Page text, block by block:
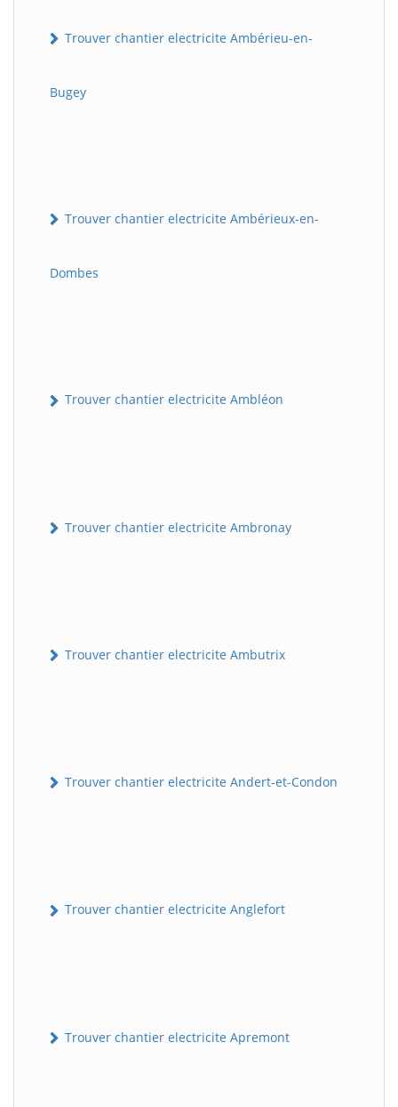
Trouver chantier electricite Ambérieu-en-
Bugey
Trouver chantier electricite Ambérieux-en-
Dombes
Trouver chantier electricite Ambléon
Trouver chantier electricite Ambronay
Trouver chantier electricite Ambutrix
Trouver chantier electricite Andert-et-Condon
Trouver chantier electricite Anglefort
Trouver chantier electricite Apremont